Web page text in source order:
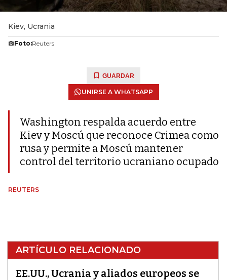
Kiev, Ucrania
Foto:Reuters
GUARDAR
UNIRSE A WHATSAPP
Washington respalda acuerdo entre
Kiev y Moscú que reconoce Crimea como
rusa y permite a Moscú mantener
control del territorio ucraniano ocupado
REUTERS
ARTÍCULO RELACIONADO
EE.UU., Ucrania y aliados europeos se